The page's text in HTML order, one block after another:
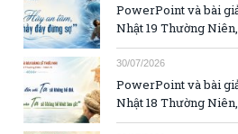
PowerPoint và bài
Nhật 19 Thường
30/07/2026
PowerPoint và bài
Nhật 18 Thường